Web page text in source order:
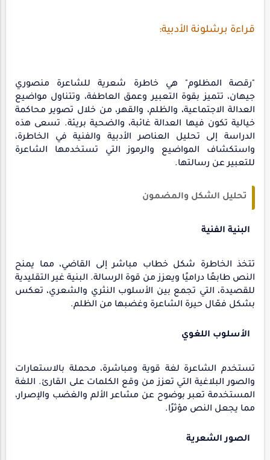
قراءة برشلونة الأدبية:
"رقصة المظلوم" هي خاطرة شعرية للشاعرة منصوري
جيهان، تتميز بقوة التعبير وعمق العاطفة، وتتناول مواضيع
العدالة الاجتماعية، والظلم، والقهر، من خلال تصوير محاكمة
خيالية تكون فيها العدالة غائبة، والضحية بريئة. تسعى هذه
الدراسة إلى تحليل العناصر الأدبية والفنية في الخاطرة،
واستكشاف المواضيع والرموز التي تستخدمها الشاعرة
للتعبير عن رسالتها.
تحليل الشكل والمضمون
البنية الفنية
تتخذ الخاطرة شكل خطاب مباشر إلى القاضي، مما يمنح
النص طابعًا دراميًا ويعزز من قوة الرسالة. البنية غير التقليدية
للقصيدة، التي تجمع بين الأسلوب النثري والشعري، تعكس
بشكل فعّال حيرة الشاعرة وغضبها من الظلم.
الأسلوب اللغوي
تستخدم الشاعرة لغة قوية ومباشرة، محملة بالاستعارات
والصور البلاغية التي تعزز من وقع الكلمات على القارئ. اللغة
المستخدمة تعبر بوضوح عن مشاعر الألم والغضب والإصرار،
مما يجعل النص مؤثرًا.
الصور الشعرية